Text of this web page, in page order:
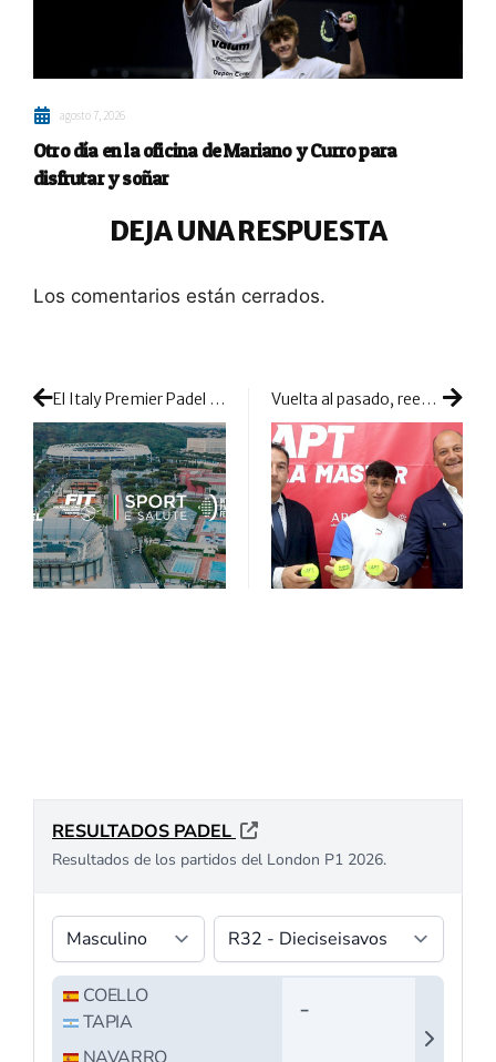
agosto 7, 2026
Otro día en la oficina de Mariano y Curro para
disfrutar y soñar
DEJA UNA RESPUESTA
Los comentarios están cerrados.
El Italy Premier Padel Major del Foro Itálico acogerá nuevas duplas, ausencias y también regresos Vuelta al pasado, reencuentros y mucho picante de cara al inicio del cuadro final del APT en Sevilla